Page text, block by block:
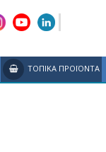
ΤΟΠΙΚΑ ΠΡΟΪΟΝΤΑ